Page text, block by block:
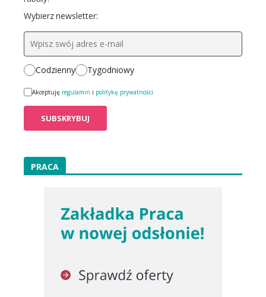
Wybierz newsletter:
Codzienny Tygodniowy
Akceptuję regulamin i politykę prywatności
PRACA